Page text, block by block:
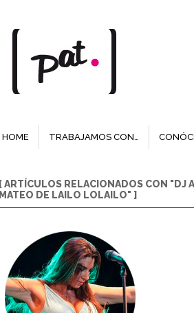
HOME TRABAJAMOS CON…
[ ARTÍCULOS RELACIONADOS CON "DJ
MATEO DE LAILO LOLAILO" ]